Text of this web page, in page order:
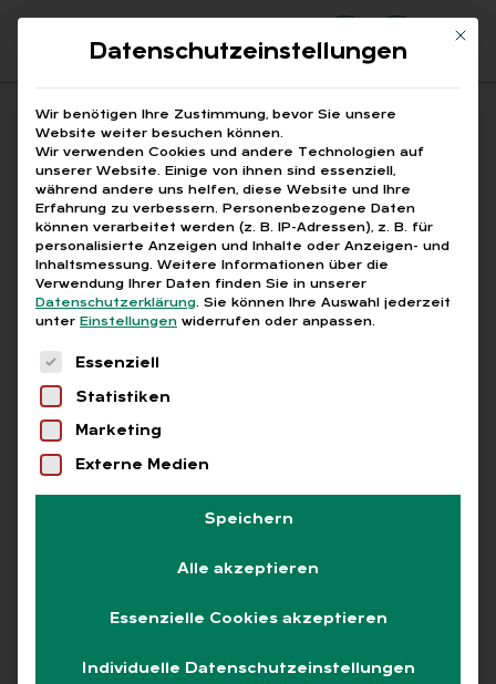
Suchfeld
Suchen
Breadcrumb-Navigation
STARTSEITE BETRIEBLICHES GESUNDHEITSWESEN
Alle Bei­trä­ge mit dem
Schlag­wort „Be­trieb­li­
ches Ge­sund­heits­we­
sen“
Keine Beiträge gefunden
Mit
Datenschutzeinstellungen
Wir benötigen Ihre Zustimmung, bevor Sie unsere
Website weiter besuchen können.
Wir verwenden Cookies und andere Technologien auf
unserer Website. Einige von ihnen sind essenziell,
während andere uns helfen, diese Website und Ihre
Erfahrung zu verbessern. Personenbezogene Daten
können verarbeitet werden (z. B. IP-Adressen), z. B. für
personalisierte Anzeigen und Inhalte oder Anzeigen- und
Inhaltsmessung. Weitere Informationen über die
Verwendung Ihrer Daten finden Sie in unserer
Datenschutzerklärung. Sie können Ihre Auswahl jederzeit
unter Einstellungen widerrufen oder anpassen.
Es folgt eine Liste der Service-Gruppen, für
Essenziell
Statistiken
Marketing
Externe Medien
Speichern
Alle akzeptieren
Essenzielle Cookies akzeptieren
Individuelle Datenschutzeinstellungen